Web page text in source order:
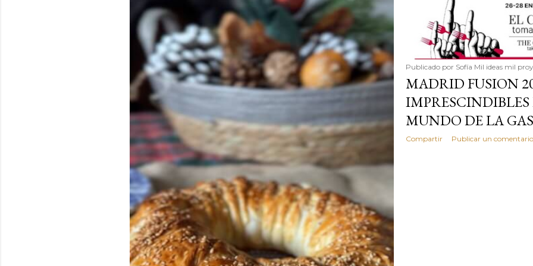
simple pero
ingrediente tan humilde
en un snack ligero,
100% natural. Es el
Publicado por Sofía Mil ideas mil
MADRID FUSION
MUNDO DE LA
Compartir Publicar un comentario